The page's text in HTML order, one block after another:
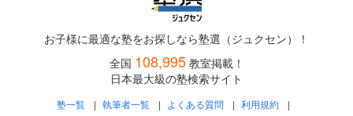
お子様に最適な塾をお探しなら塾選（ジュクセン）！
全国 108,995 教室掲載！
日本最大級の塾検索サイト
塾一覧 執筆者一覧 よくある質問
利用規約